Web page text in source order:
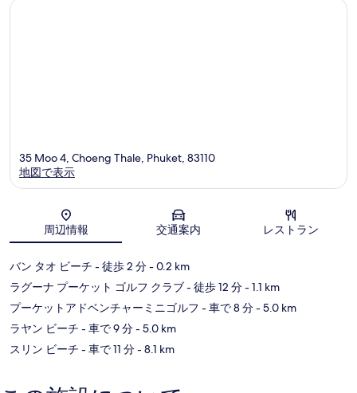
す
の
表
示
す
る
地図
35 Moo 4, Choeng Thale, Phuket, 83110
地図で表示
周辺情報 交通案内 レストラン
バン タオ ビーチ - 徒歩 2 分- 0.2 km
ラグーナ プーケット ゴルフ クラブ- 徒歩 12 分- 1.1 km
プーケットアドベンチャーミニゴルフ - 車で 8 分- 5.0 km
ラヤン ビーチ - 車で 9 分- 5.0 km
スリン ビーチ - 車で 11 分- 8.1 km